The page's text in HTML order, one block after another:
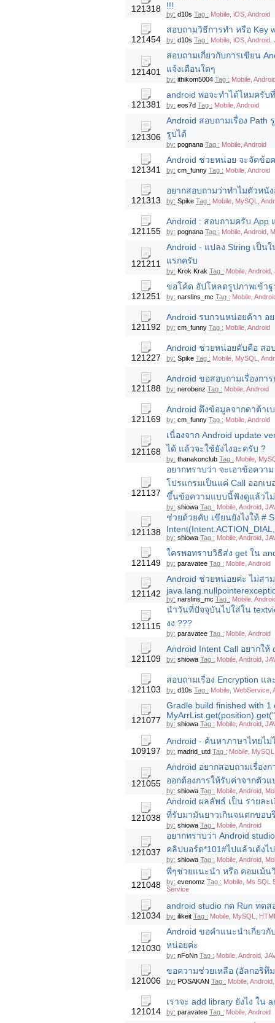
121318
!!!
by: d10s Tag : Mobile, iOS, Android
121454
สอบถามวิธีการทำ หรือ Key
by: d10s Tag : Mobile, iOS, Android,
121401
สอบถามเกี่ยวกับการเขียน
แจ้งเตือนใดๆ
by: ithikom5004 Tag : Mobile,
121381
android พอจะทำได้ไหมครับ
by: eos7d Tag : Mobile, Android
121306
Android สอบถามเรื่อง
รูปได้
by: pognana Tag : Mobile, Android
121341
Android ช่วยหน่อย จะจัดข้อ
by: cm_funny Tag : Mobile, Android
121313
อยากสอบถามว่าทำไมตัวหนั
by: Spike Tag : Mobile, MySQL,
121155
Android : สอบถามครับ App
by: pognana Tag : Mobile, Android,
121211
Android - แปลง String เป็
แรกครับ
by: Krok Krak Tag : Mobile, Android,
121251
ขอโค้ด อัปโหลดรูปภาพเข้า
by: narslins_mc Tag : Mobile,
121192
Android รบกวนหน่อยค้าา
by: cm_funny Tag : Mobile, Android
121227
Android ช่วยหน่อยคับคือ สอ
by: Spike Tag : Mobile, MySQL,
121188
Android ขอสอบถามเรื่องกา
by: nerobenz Tag : Mobile, Android
121169
Android ดึงข้อมูลจากดาต้าเ
by: cm_funny Tag : Mobile, Android
121168
เนื่องจาก Android update
ได้ แล้วจะใช้ยังไงอะครับ ?
by: thanakonclub Tag : Mobile,
121137
อยากทราบว่า จะเอาข้อควา
โปรแกรมเป็นแค่ Call ออกเ
ขึ้นข้อความแบบนี้ฟังดูแล้วไม่
by: shiowa Tag : Mobile, Android,
121138
ช่วยด้วยคับ เขียนยังไงให้ #
by: shiowa Tag : Mobile, Android,
121149
ใครพอทราบวิธีส่ง get ใน
by: paravatee Tag : Mobile, Android
121142
Android ช่วยหน่อยค่ะ ไม่สา
by: narslins_mc Tag : Mobile,
121115
นำวันที่ปัจจุบันไปใส่ใน
งง ???
by: paravatee Tag : Mobile, Android
121109
Android Intent Call อยากใ
by: shiowa Tag : Mobile, Android,
121103
สอบถามเรื่อง Encryption แ
by: d10s Tag : Mobile, WebService,
121077
Gradle build finished with
by: shiowa Tag : Mobile, Android,
109197
Android - ค้นหาภาษาไทยไ
by: madrid_utd Tag : Mobile,
121055
Android อยากสอบถามเรื่อง
ออกต้องการให้รับค่าจากตัวแ
by: shiowa Tag : Mobile, Android,
121038
Android ผลลัพธ์ เป็น รายละ
ที่รับมามันยาวเกินจนตกขอบ
by: shiowa Tag : Mobile, Android
121037
อยากทราบว่า Android
คลิปบอร์ด*101#ไปแล้วเด้งไ
by: shiowa Tag : Mobile, Android,
121048
พี่ๆช่วยแนะนำ หรือ คอมเม้น
by: evenomz Tag : Mobile, Ms SQL
Service
121034
android studio กด Run ทด
by: ilikeit Tag : Mobile, MySQL,
121030
Android ขอคำแนะนำเกี่ยวกั
หน่อยค่ะ
by: nFoNn Tag : Mobile, Android,
121006
ขอความช่วยเหลือ (อัลกอริทึ
by: POSAKAN Tag : Mobile,
121014
เราจะ add library ยังไง ใน
by: paravatee Tag : Mobile, Android